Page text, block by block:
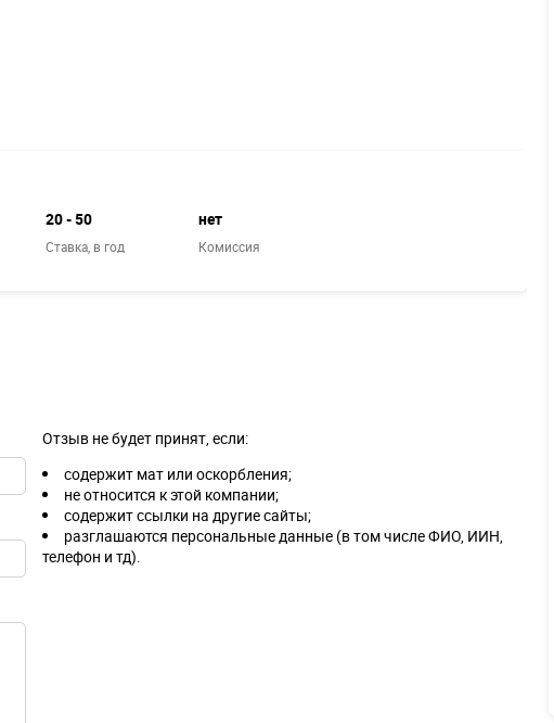
20 - 50
Ставка, в год
нет
Комиссия
Отзыв не будет принят, если:
содержит мат или оскорбления;
не относится к этой компании;
содержит ссылки на другие сайты;
разглашаются персональные данные (в том числе ФИО, ИИН,
телефон и тд).